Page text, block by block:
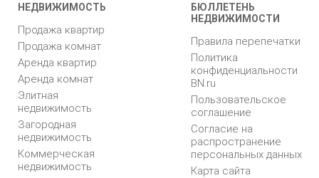
НЕДВИЖИМОСТЬ
Продажа квартир
Продажа комнат
Аренда квартир
Аренда комнат
Элитная
недвижимость
Загородная
недвижимость
Коммерческая
недвижимость
БЮЛЛЕТЕНЬ
НЕДВИЖИМОСТИ
Правила перепечатки
Политика
конфиденциальности
BN.ru
Пользовательское
соглашение
Согласие на
распространение
персональных данных
Карта сайта